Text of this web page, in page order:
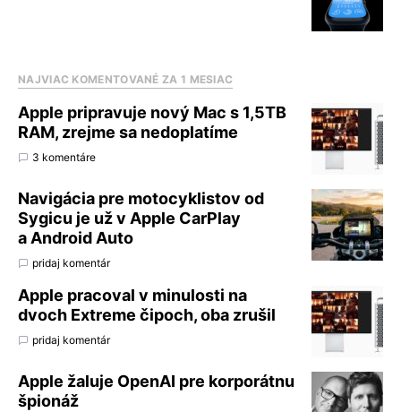
NAJVIAC KOMENTOVANÉ ZA 1 MESIAC
Apple pripravuje nový Mac s 1,5TB
RAM, zrejme sa nedoplatíme
3 komentáre
Navigácia pre motocyklistov od
Sygicu je už v Apple CarPlay
a Android Auto
pridaj komentár
Apple pracoval v minulosti na
dvoch Extreme čipoch, oba zrušil
pridaj komentár
Apple žaluje OpenAI pre korporátnu
špionáž